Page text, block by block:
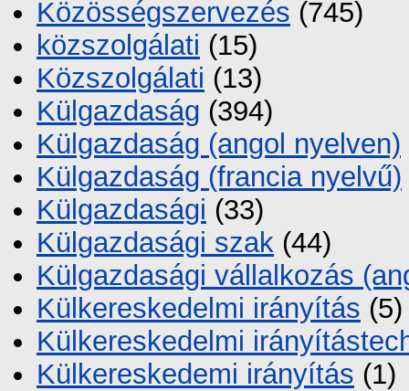
Közösségszervezés (745)
közszolgálati (15)
Közszolgálati (13)
Külgazdaság (394)
Külgazdaság (angol nyelven)
Külgazdaság (francia nyelvű)
Külgazdasági (33)
Külgazdasági szak (44)
Külgazdasági vállalkozás
Külkereskedelmi irányítás (5)
Külkereskedelmi
Külkereskedemi irányítás (1)